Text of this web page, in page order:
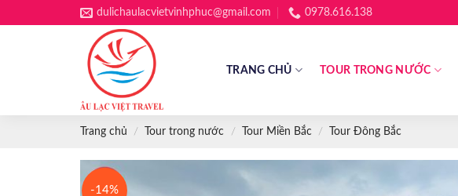
to
dulichaulacvietvinhphuc@gmail.com 0978.616.138
TRANG CHỦ TOUR TRONG NƯỚC
Trang chủ / Tour trong nước / Tour Miền Bắc / Tour Đông Bắc
-14%